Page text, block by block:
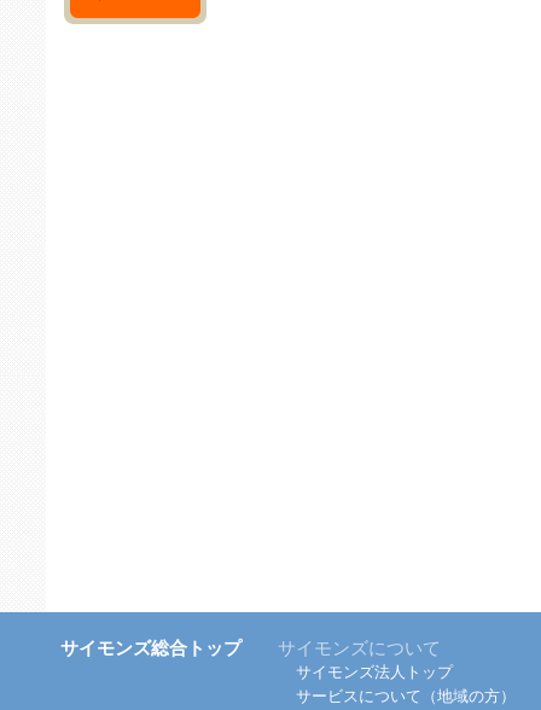
サイモンズ総合トップ サイモンズについて
サイモンズ法人トップ
サービスについて（地域の方）